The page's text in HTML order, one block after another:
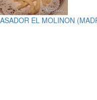
ASADOR EL MOLINON